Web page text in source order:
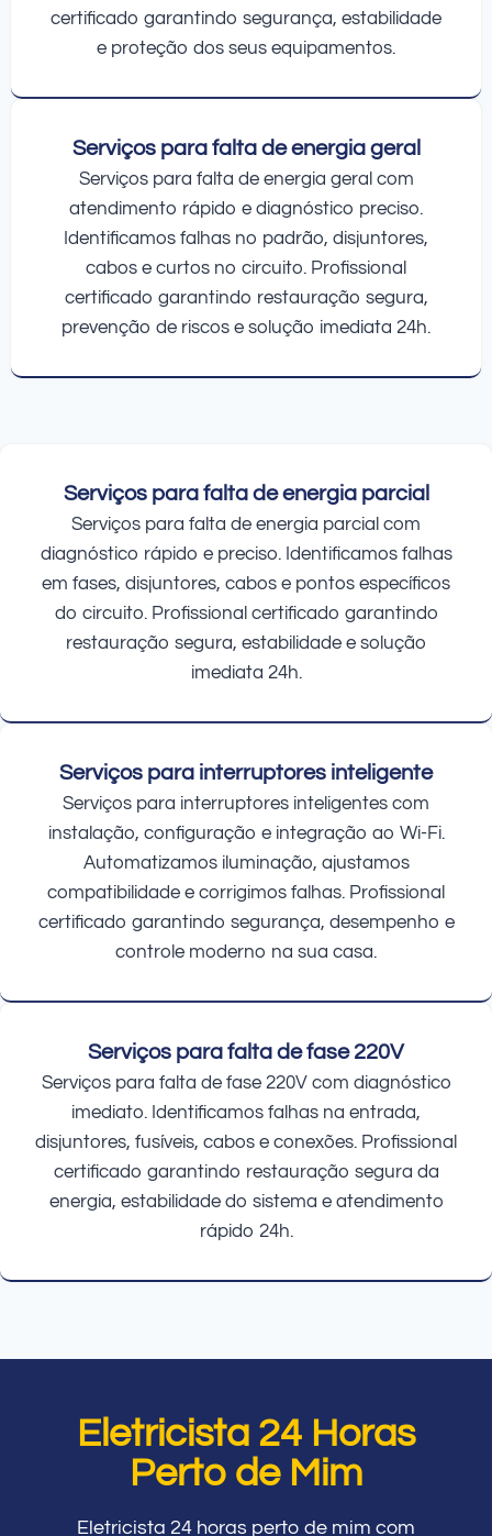
certificado garantindo segurança, estabilidade
e proteção dos seus equipamentos.
Serviços para falta de energia geral
Serviços para falta de energia geral com
atendimento rápido e diagnóstico preciso.
Identificamos falhas no padrão, disjuntores,
cabos e curtos no circuito. Profissional
certificado garantindo restauração segura,
prevenção de riscos e solução imediata 24h.
Serviços para falta de energia parcial
Serviços para falta de energia parcial com
diagnóstico rápido e preciso. Identificamos falhas
em fases, disjuntores, cabos e pontos específicos
do circuito. Profissional certificado garantindo
restauração segura, estabilidade e solução
imediata 24h.
Serviços para interruptores inteligente
Serviços para interruptores inteligentes com
instalação, configuração e integração ao Wi-Fi.
Automatizamos iluminação, ajustamos
compatibilidade e corrigimos falhas. Profissional
certificado garantindo segurança, desempenho e
controle moderno na sua casa.
Serviços para falta de fase 220V
Serviços para falta de fase 220V com diagnóstico
imediato. Identificamos falhas na entrada,
disjuntores, fusíveis, cabos e conexões. Profissional
certificado garantindo restauração segura da
energia, estabilidade do sistema e atendimento
rápido 24h.
Eletricista 24 Horas
Perto de Mim
Eletricista 24 horas perto de mim com